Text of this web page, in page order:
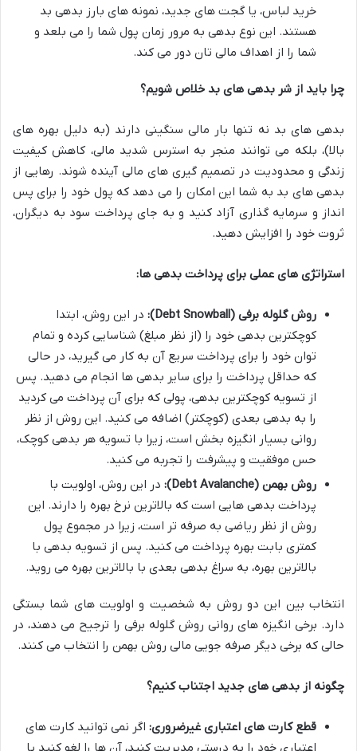
خرید لباس، یا گجت های جدید، نمونه های بارز بدهی بد
هستند. این نوع بدهی به مرور زمان پول شما را می بلعد و
شما را از اهداف مالی تان دور می کند.
چرا باید از شر بدهی های بد خلاص شویم؟
بدهی های بد نه تنها بار مالی سنگینی دارند (به دلیل بهره های
بالا)، بلکه می توانند منجر به استرس شدید مالی، کاهش کیفیت
زندگی و محدودیت در تصمیم گیری های مالی آینده شوند. رهایی از
بدهی های بد به شما این امکان را می دهد که پول خود را برای پس
انداز و سرمایه گذاری آزاد کنید و به جای پرداخت سود به دیگران،
ثروت خود را افزایش دهید.
استراتژی های عملی برای پرداخت بدهی ها:
روش گلوله برفی (Debt Snowball):
در این روش، ابتدا
کوچکترین بدهی خود را (از نظر مبلغ) شناسایی کرده و تمام
توان خود را برای پرداخت سریع آن به کار می گیرید، در حالی
که حداقل پرداخت را برای سایر بدهی ها انجام می دهید. پس
از تسویه کوچکترین بدهی، پولی که برای آن پرداخت می کردید
را به بدهی بعدی (کوچکتر) اضافه می کنید. این روش از نظر
روانی بسیار انگیزه بخش است، زیرا با تسویه هر بدهی کوچک،
حس موفقیت و پیشرفت را تجربه می کنید.
روش بهمن (Debt Avalanche):
در این روش، اولویت با
پرداخت بدهی هایی است که بالاترین نرخ بهره را دارند. این
روش از نظر ریاضی به صرفه تر است، زیرا در مجموع پول
کمتری بابت بهره پرداخت می کنید. پس از تسویه بدهی با
بالاترین بهره، به سراغ بدهی بعدی با بالاترین بهره می روید.
انتخاب بین این دو روش به شخصیت و اولویت های شما بستگی
دارد. برخی انگیزه های روانی روش گلوله برفی را ترجیح می دهند، در
حالی که برخی دیگر صرفه جویی مالی روش بهمن را انتخاب می کنند.
چگونه از بدهی های جدید اجتناب کنیم؟
قطع کارت های اعتباری غیرضروری: اگر نمی توانید کارت های
اعتباری خود را به درستی مدیریت کنید، آن ها را لغو کنید یا